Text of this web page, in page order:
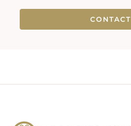
CONTACT